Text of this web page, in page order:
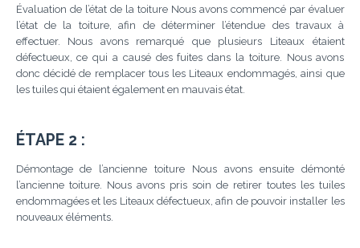
Évaluation de l’état de la toiture Nous avons commencé par évaluer
l’état de la toiture, afin de déterminer l’étendue des travaux à
effectuer. Nous avons remarqué que plusieurs Liteaux étaient
défectueux, ce qui a causé des fuites dans la toiture. Nous avons
donc décidé de remplacer tous les Liteaux endommagés, ainsi que
les tuiles qui étaient également en mauvais état.
ÉTAPE 2 :
Démontage de l’ancienne toiture Nous avons ensuite démonté
l’ancienne toiture. Nous avons pris soin de retirer toutes les tuiles
endommagées et les Liteaux défectueux, afin de pouvoir installer les
nouveaux éléments.